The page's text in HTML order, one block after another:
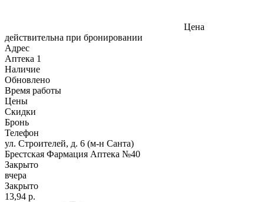
Цена
действительна при бронировании
Адрес
Аптека 1
Наличие
Обновлено
Время работы
Цены
Скидки
Бронь
Телефон
ул. Строителей, д. 6 (м-н Санта)
Брестская Фармация Аптека №40
Закрыто
вчера
Закрыто
13,94 р.